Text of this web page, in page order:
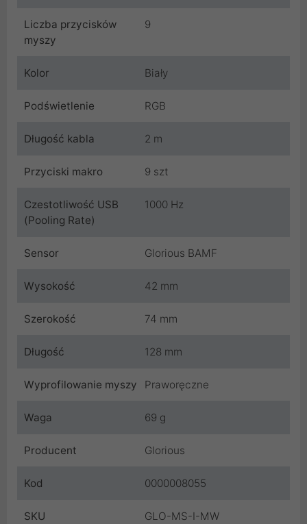
Liczba przycisków
myszy
9
Kolor Biały
Podświetlenie RGB
Długość kabla 2 m
Przyciski makro 9 szt
Czestotliwość USB
(Pooling Rate)
1000 Hz
Sensor Glorious BAMF
Wysokość 42 mm
Szerokość 74 mm
Długość 128 mm
Wyprofilowanie myszy Praworęczne
Waga 69 g
Producent Glorious
Kod 0000008055
SKU GLO-MS-I-MW